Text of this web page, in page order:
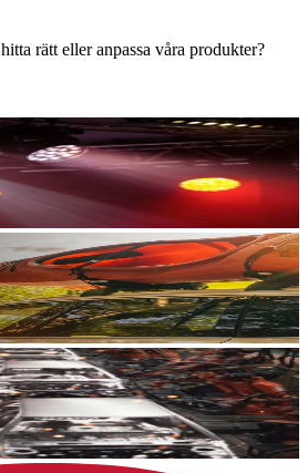
rätt eller anpassa våra produkter?